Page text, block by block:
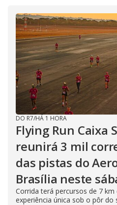
DO R7/HÁ 1 HORA
Flying Run Caixa
reunirá 3 mil
das pistas do
Brasília neste
Corrida terá percursos de 7
experiência única sob o pôr do